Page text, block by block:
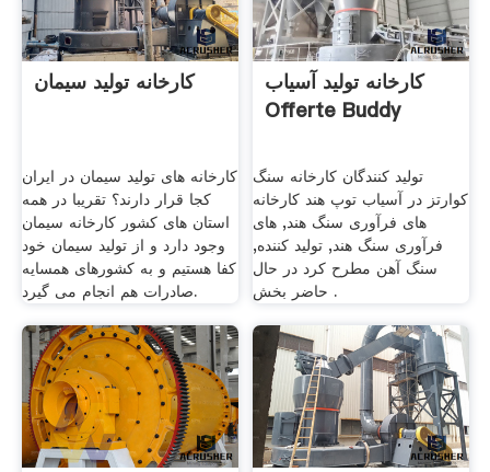
کارخانه تولید سیمان
کارخانه های تولید سیمان در ایران
کجا قرار دارند؟ تقریبا در همه
استان های کشور کارخانه سیمان
وجود دارد و از تولید سیمان خود
کفا هستیم و به کشورهای همسایه
صادرات هم انجام می گیرد.
کارخانه تولید آسیاب
Offerte Buddy
تولید کنندگان کارخانه سنگ
کوارتز در آسیاب توپ هند کارخانه
های فرآوری سنگ هند, های
فرآوری سنگ هند, تولید کننده,
سنگ آهن مطرح کرد در حال
حاضر بخش .